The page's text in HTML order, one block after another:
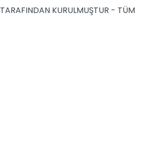
TARAFINDAN KURULMUŞTUR - TÜM